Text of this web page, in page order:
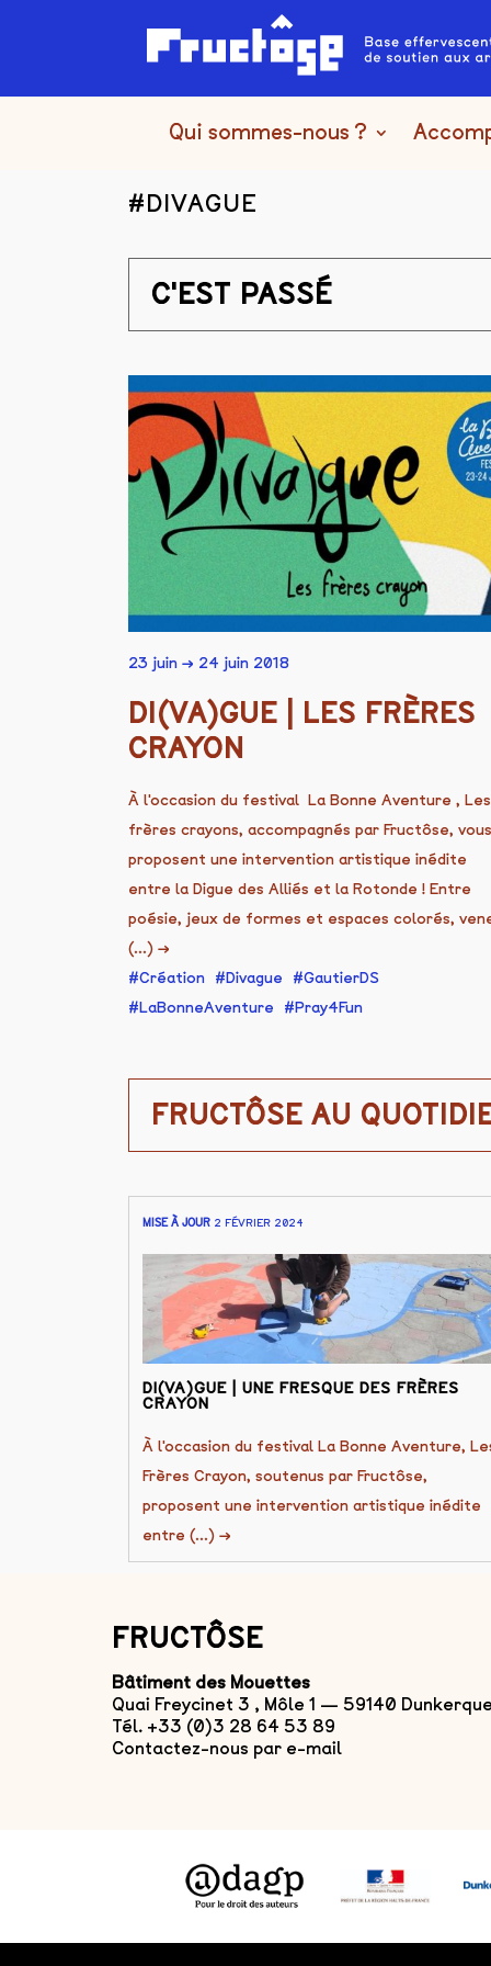
Qui sommes-nous ?
#DIVAGUE
C'EST PASSÉ
23 juin → 24 juin 2018
DI(VA)GUE | LES FRÈRES
CRAYON
À l'occasion du festival La Bonne Aventure , Les
frères crayons, accompagnés par Fructôse, vous
proposent une intervention artistique inédite
entre la Digue des Alliés et la Rotonde ! Entre
poésie, jeux de formes et espaces colorés,
(...) →
Création
Divague
GautierDS
LaBonneAventure
Pray4Fun
FRUCTÔSE AU
MISE À JOUR 2 FÉVRIER 2024
DI(VA)GUE | UNE FRESQUE DES FRÈRES
CRAYON
À l'occasion du festival La Bonne Aventure,
Frères Crayon, soutenus par Fructôse,
proposent une intervention artistique inédite
entre (...) →
FRUCTÔSE
Bâtiment des Mouettes
Quai Freycinet 3 , Môle 1 — 59140
Tél. +33 (0)3 28 64 53 89
Contactez-nous par e-mail